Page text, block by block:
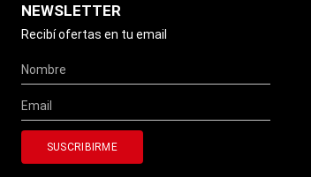
NEWSLETTER
Recibí ofertas en tu email